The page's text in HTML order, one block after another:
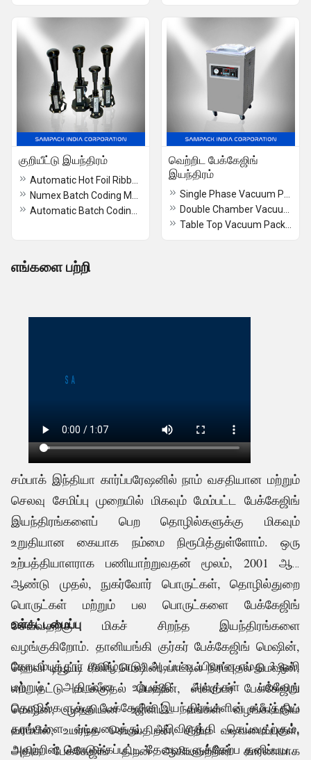
குறியீட்டு இயந்திரம்
வெற்றிட பேக்கேஜிங்
இயந்திரம்
எங்களை பற்றி
சம்பாக் இந்தியா கார்ப்பரேஷனில் நாம் வசதியான மற்றும்
செலவு சேமிப்பு முறையில் மிகவும் மேம்பட்ட பேக்கேஜிங்
இயந்திரங்களைப் பெற தொழில்களுக்கு மிகவும்
உறுதியான கையாக நம்மை நிரூபித்துள்ளோம். ஒரு
உற்பத்தியாளராக பணியாற்றுவதன் மூலம், 2001 ஆம்
ஆண்டு முதல், நுகர்வோர் பொருட்கள், தொழில்துறை
பொருட்கள் மற்றும் பல பொருட்களை பேக்கேஜிங்
செய்வதற்கு மிகச் சிறந்த இயந்திரங்களை
வழங்குகிறோம். தானியங்கி குர்கர் பேக்கேஜிங் மெஷின்,
ஹெவி டியூட்டி சீலிங் மெஷின், பாட்டில் நிரப்புதல் மெஷின்,
எம் தட்டு மடக்குதல் மெஷின், ஸ்க்ரப்பர் பேக்கேஜிங்
மெஷின், முதலியன உள்ளிட்ட எங்கள் வழங்கப்படும்
வரம்பில், உயர்ந்த செயல்திறன், சிறிய வடிவமைப்புகள்,
அதிக பேக்கேஜிங் திறன் ஆகியவற்றின் காரணமாக
.
உள்கட்டமைப்பு
கோயம்புத்தூர் (தமிழ்நாடு) அடிப்படையிலான எமது 3 ஒலி
மற்றும் அதிநவீன உற்பத்தி அலகுகள் பல்வேறு
தொழில்களுக்கு பேக்கேஜிங் இயந்திரங்களின் சமீபத்திய
தரங்களை வடிவமைத்து, அபிவிருத்தி செய்வதற்கும்,
அவற்றின் கொடுக்கப்பட்ட தேவைகளுக்கேற்ப தனிப்பயன்